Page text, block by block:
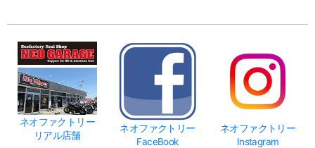
ネオファクトリー
リアル店舗
ネオファクトリー
FaceBook
ネオファクトリー
Instagram